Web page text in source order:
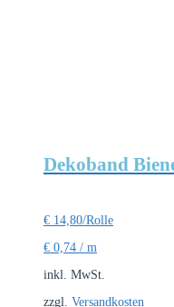
Dekoband
€ 14,80/Rolle
€ 0,74 / m
inkl. MwSt.
zzgl. Versandkosten